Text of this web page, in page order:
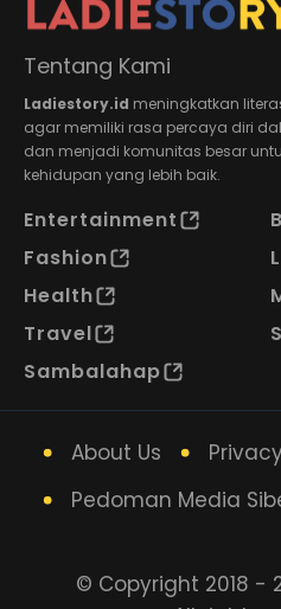
Tentang Kami
Ladiestory.id meningkatkan
agar memiliki rasa percaya diri
dan menjadi komunitas besar
kehidupan yang lebih baik.
Entertainment
Fashion
Health
Travel
Sambalahap
About Us
Pedoman Media
© Copyright 2018 -